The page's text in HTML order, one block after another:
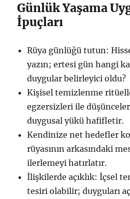
Günlük Yaşama
İpuçları
Rüya günlüğü tutun:
yazın; ertesi gün hangi
duygular belirleyici oldu?
Kişisel temizlenme
egzersizleri ile
duygusal yükü hafifletir.
Kendinize net hedefler
rüyasının arkasındaki
ilerlemeyi hatırlatır.
İlişkilerde açıklık: İçsel
tesiri olabilir; duyguları